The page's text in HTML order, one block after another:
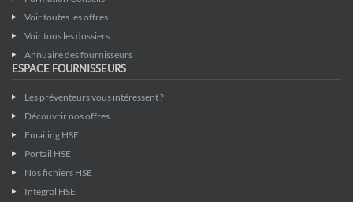
Voir toutes les offres
Voir tous les dossiers
Annuaire des fournisseurs
ESPACE FOURNISSEURS
Les préventeurs vous intéressent ?
Découvrir nos offres
Emailing HSE
Portail HSE
Nos fichiers HSE
Intégral HSE